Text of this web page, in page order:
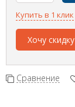
Купить в 1 клик
Хочу скидку
Сравнение